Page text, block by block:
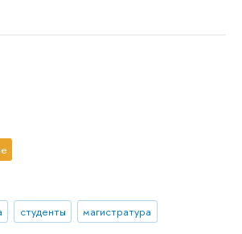
студенты магистратура